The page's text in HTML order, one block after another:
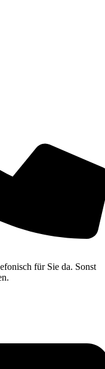
für Sie da. Sonst